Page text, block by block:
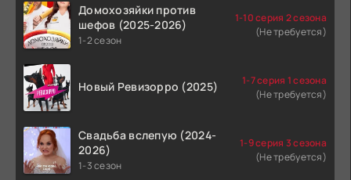
Домохозяйки против
шефов (2025-2026)
1-2 сезон
1-10 серия 2 сезона
(Не требуется)
Новый Ревизорро (2025)
1-7 серия 1 сезона
(Не требуется)
Свадьба вслепую (2024-
2026)
1-3 сезон
1-9 серия 3 сезона
(Не требуется)